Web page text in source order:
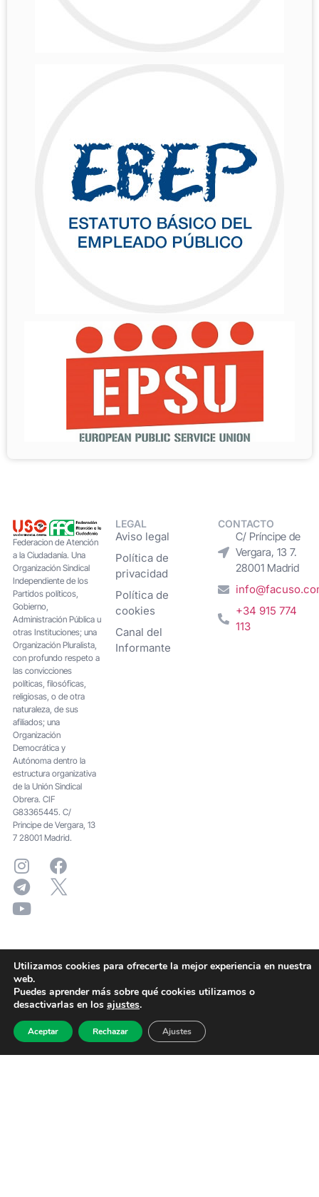
Federacion de Atención
a la Ciudadanía. Una
Organización Sindical
Independiente de los
Partidos políticos,
Gobierno,
Administración Pública u
otras Instituciones; una
Organización Pluralista,
con profundo respeto a
las convicciones
políticas, filosóficas,
religiosas, o de otra
naturaleza, de sus
afiliados; una
Organización
Democrática y
Autónoma dentro la
estructura organizativa
de la Unión Sindical
Obrera. CIF
G83365445. C/
Principe de Vergara, 13
7 28001 Madrid.
LEGAL
Aviso legal
Política de
privacidad
Política de
cookies
Canal del
Informante
CONTACTO
C/ Príncipe de
Vergara, 13 7.
28001 Madrid
+34 915 774
113
Utilizamos cookies para ofrecerte la mejor experiencia en nuestra
web.
Puedes aprender más sobre qué cookies utilizamos o
desactivarlas en los ajustes.
Aceptar Rechazar Ajustes